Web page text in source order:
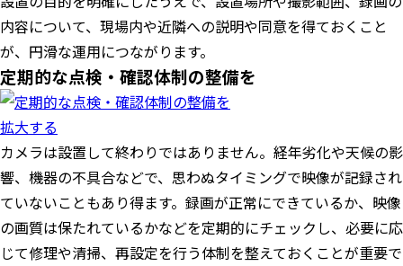
内容について、現場内や近隣への説明や同意を得ておくこと
が、円滑な運用につながります。
定期的な点検・確認体制の整備を
拡大する
カメラは設置して終わりではありません。経年劣化や天候の影
響、機器の不具合などで、思わぬタイミングで映像が記録され
ていないこともあり得ます。録画が正常にできているか、映像
の画質は保たれているかなどを定期的にチェックし、必要に応
じて修理や清掃、再設定を行う体制を整えておくことが重要で